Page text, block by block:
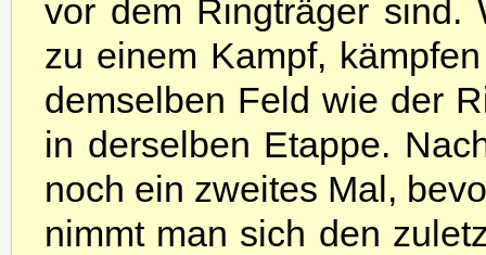
vor dem Ringträger sind.
zu einem Kampf,
demselben Feld wie der
in derselben Etappe.
noch ein zweites Mal,
nimmt man sich den